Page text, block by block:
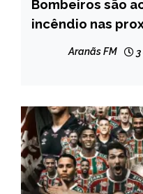
CAPELINHA
NOTÍCIAS
Bombeiros são
incêndio nas
Aranãs FM